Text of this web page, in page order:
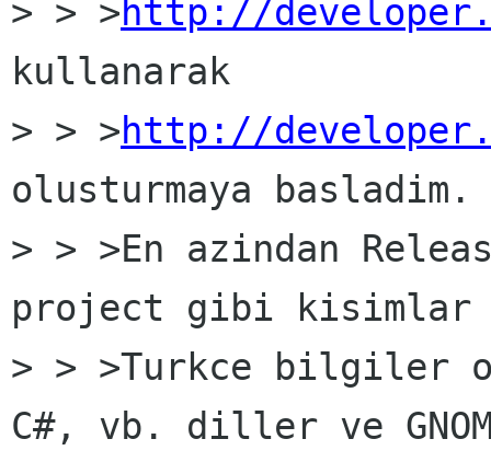
> > >http://
kullanarak
> > >http://
olusturmaya basladim.
> > >En azindan
project gibi kisimlar
> > >Turkce bilgiler
C#, vb. diller ve